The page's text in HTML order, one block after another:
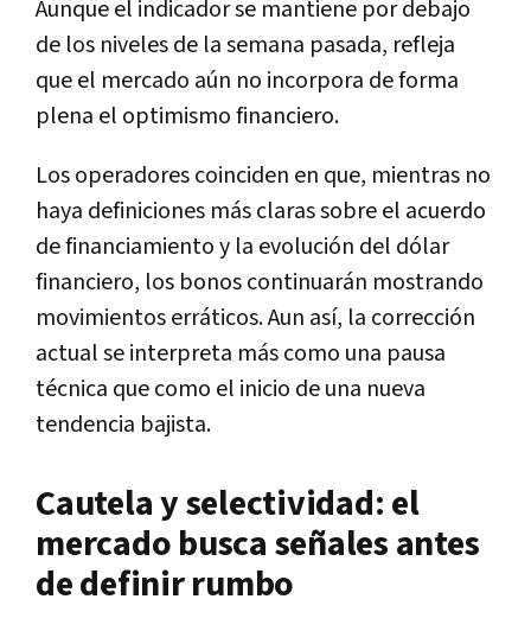
Aunque el indicador se mantiene por debajo
de los niveles de la semana pasada, refleja
que el mercado aún no incorpora de forma
plena el optimismo financiero.
Los operadores coinciden en que, mientras no
haya definiciones más claras sobre el acuerdo
de financiamiento y la evolución del dólar
financiero, los bonos continuarán mostrando
movimientos erráticos. Aun así, la corrección
actual se interpreta más como una pausa
técnica que como el inicio de una nueva
tendencia bajista.
Cautela y selectividad: el
mercado busca señales antes
de definir rumbo